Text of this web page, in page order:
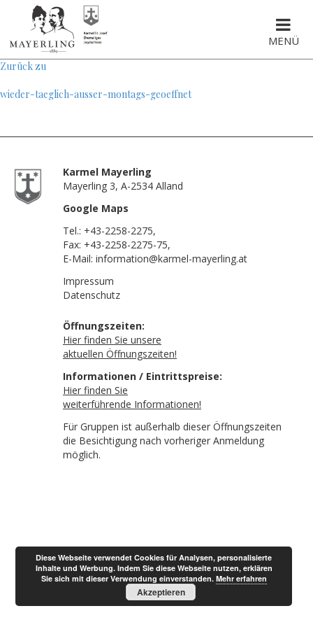
MENÜ
Zurück zu
wieder-taeglich-ausser-montags-geoeffnet
Karmel Mayerling
Mayerling 3, A-2534 Alland
Google Maps
Tel.: +43-2258-2275,
Fax: +43-2258-2275-75,
E-Mail: information@karmel-mayerling.at
Impressum
Datenschutz
Öffnungszeiten:
Hier finden Sie unsere
aktuellen Öffnungszeiten!
Informationen / Eintrittspreise:
Hier finden Sie
weiterführende Informationen!
Für Gruppen ist außerhalb dieser Öffnungszeiten
die Besichtigung nach vorheriger Anmeldung
möglich.
Diese Webseite verwendet Cookies für Analysen, personalisierte
Inhalte und Werbung. Indem Sie diese Webseite nutzen, erklären
Sie sich mit dieser Verwendung einverstanden. Mehr erfahren
Akzeptieren